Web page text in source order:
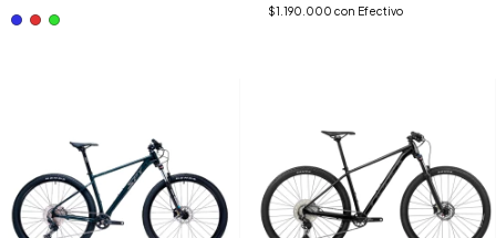
$1.190.000 con Efectivo